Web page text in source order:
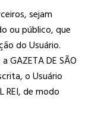
sejam
ou público, que
do Usuário.
GAZETA DE SÃO
o Usuário
REI, de modo